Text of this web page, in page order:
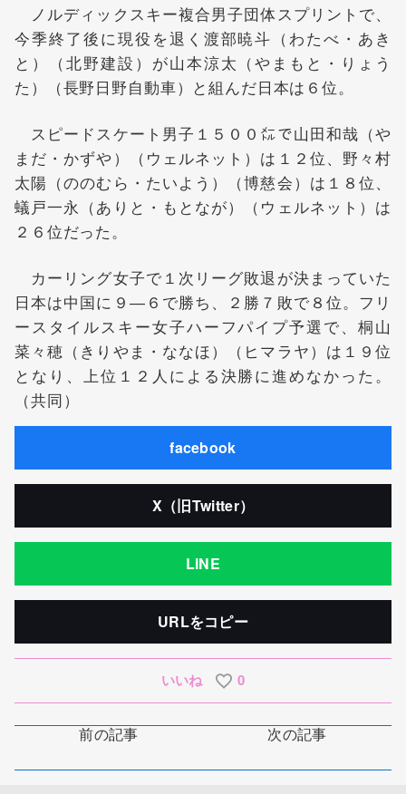
ノルディックスキー複合男子団体スプリントで、
今季終了後に現役を退く渡部暁斗（わたべ・あき
と）（北野建設）が山本涼太（やまもと・りょう
た）（長野日野自動車）と組んだ日本は６位。
スピードスケート男子１５００㍍で山田和哉（や
まだ・かずや）（ウェルネット）は１２位、野々村
太陽（ののむら・たいよう）（博慈会）は１８位、
蟻戸一永（ありと・もとなが）（ウェルネット）は
２６位だった。
カーリング女子で１次リーグ敗退が決まっていた
日本は中国に９―６で勝ち、２勝７敗で８位。フリ
ースタイルスキー女子ハーフパイプ予選で、桐山
菜々穂（きりやま・ななほ）（ヒマラヤ）は１９位
となり、上位１２人による決勝に進めなかった。
（共同）
facebook
X（旧Twitter）
LINE
URLをコピー
いいね 0
前の記事 次の記事